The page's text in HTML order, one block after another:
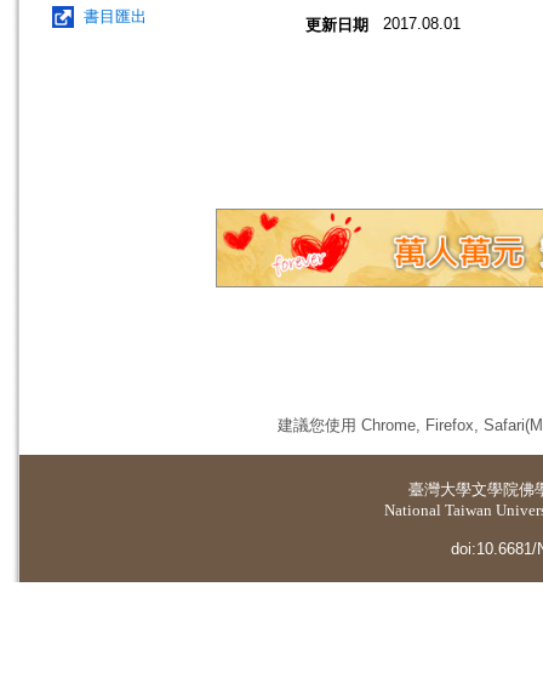
書目匯出 更新日期 2017.08.01
建議您使用 Chrome, Firefox,
臺灣大學文學院佛
National Taiwan
doi:10.6681/